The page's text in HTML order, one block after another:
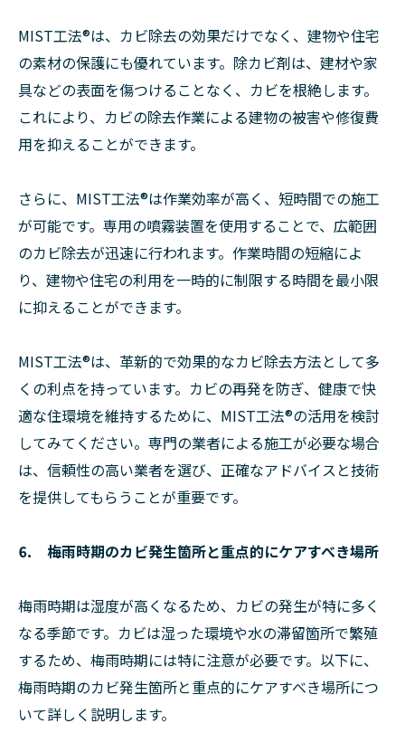
MIST工法®︎は、カビ除去の効果だけでなく、建物や住宅
の素材の保護にも優れています。除カビ剤は、建材や家
具などの表面を傷つけることなく、カビを根絶します。
これにより、カビの除去作業による建物の被害や修復費
用を抑えることができます。
さらに、MIST工法®︎は作業効率が高く、短時間での施工
が可能です。専用の噴霧装置を使用することで、広範囲
のカビ除去が迅速に行われます。作業時間の短縮によ
り、建物や住宅の利用を一時的に制限する時間を最小限
に抑えることができます。
MIST工法®︎は、革新的で効果的なカビ除去方法として多
くの利点を持っています。カビの再発を防ぎ、健康で快
適な住環境を維持するために、MIST工法®︎の活用を検討
してみてください。専門の業者による施工が必要な場合
は、信頼性の高い業者を選び、正確なアドバイスと技術
を提供してもらうことが重要です。
⒍ 梅雨時期のカビ発生箇所と重点的にケアすべき場所
梅雨時期は湿度が高くなるため、カビの発生が特に多く
なる季節です。カビは湿った環境や水の滞留箇所で繁殖
するため、梅雨時期には特に注意が必要です。以下に、
梅雨時期のカビ発生箇所と重点的にケアすべき場所につ
いて詳しく説明します。